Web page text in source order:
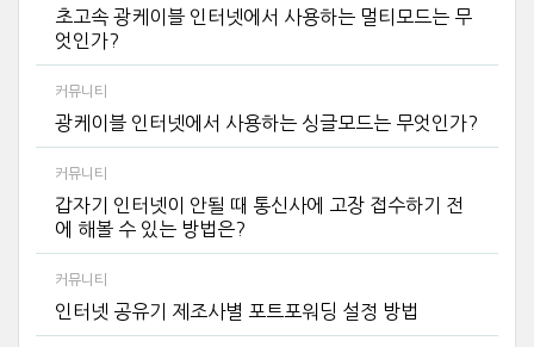
초고속 광케이블 인터넷에서 사용하는 멀티모드는 무
엇인가?
커뮤니티
광케이블 인터넷에서 사용하는 싱글모드는 무엇인가?
커뮤니티
갑자기 인터넷이 안될 때 통신사에 고장 접수하기 전
에 해볼 수 있는 방법은?
커뮤니티
인터넷 공유기 제조사별 포트포워딩 설정 방법